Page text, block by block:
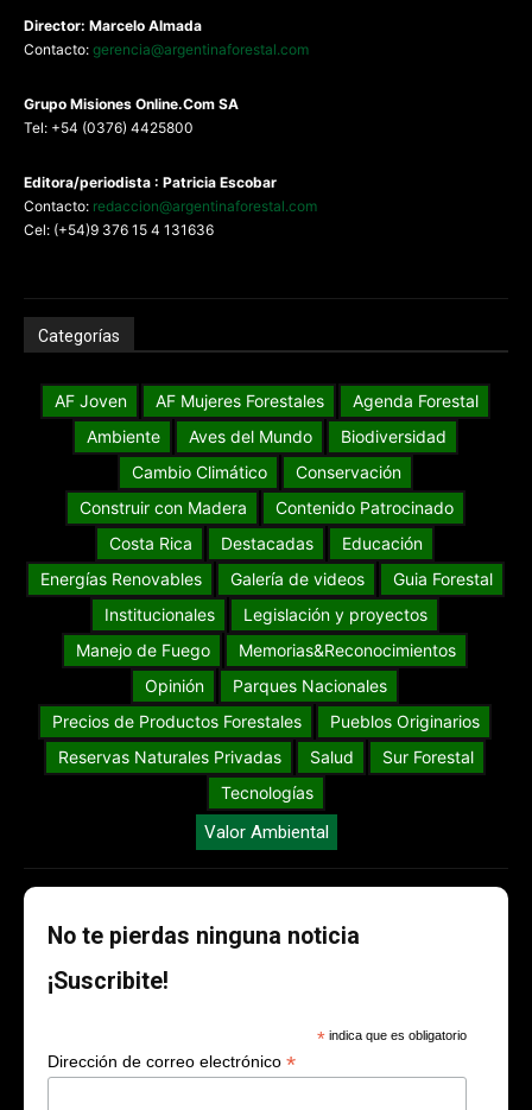
Director: Marcelo Almada
Contacto: gerencia@argentinaforestal.com
Grupo Misiones Online.Com SA
Tel: +54 (0376) 4425800
Editora/periodista : Patricia Escobar
Contacto: redaccion@argentinaforestal.com
Cel: (+54)9 376 15 4 131636
Categorías
AF Joven AF Mujeres Forestales
Agenda Forestal
Ambiente
Aves del Mundo
Biodiversidad
Cambio Climático
Conservación
Construir con Madera
Contenido Patrocinado
Costa Rica
Destacadas
Educación
Energías Renovables
Galería de videos
Guia Forestal
Institucionales
Legislación y proyectos
Manejo de Fuego
Memorias&Reconocimientos
Opinión
Parques Nacionales
Precios de Productos Forestales
Pueblos Originarios
Reservas Naturales Privadas
Salud
Sur Forestal
Tecnologías
Valor Ambiental
No te pierdas ninguna noticia
¡Suscribite!
* indica que es obligatorio
Dirección de correo electrónico *